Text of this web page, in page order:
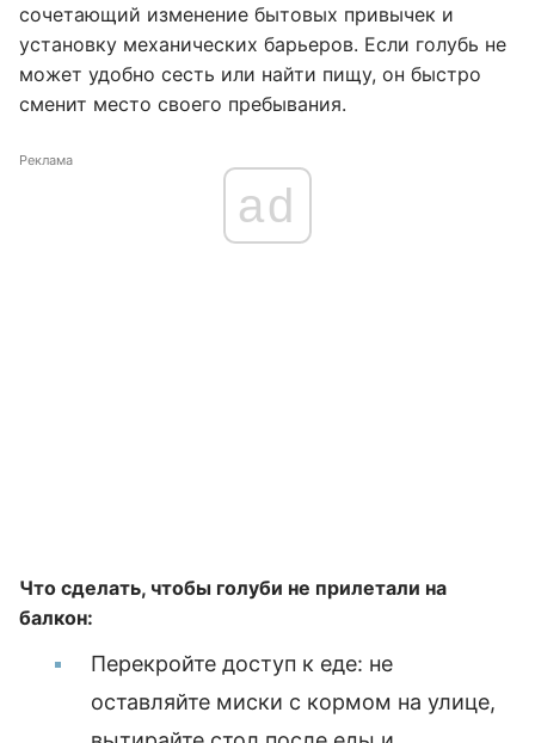
сочетающий изменение бытовых привычек и
установку механических барьеров. Если голубь не
может удобно сесть или найти пищу, он быстро
сменит место своего пребывания.
Реклама
ad
Что сделать, чтобы голуби не прилетали на
балкон:
Перекройте доступ к еде: не
оставляйте миски с кормом на улице,